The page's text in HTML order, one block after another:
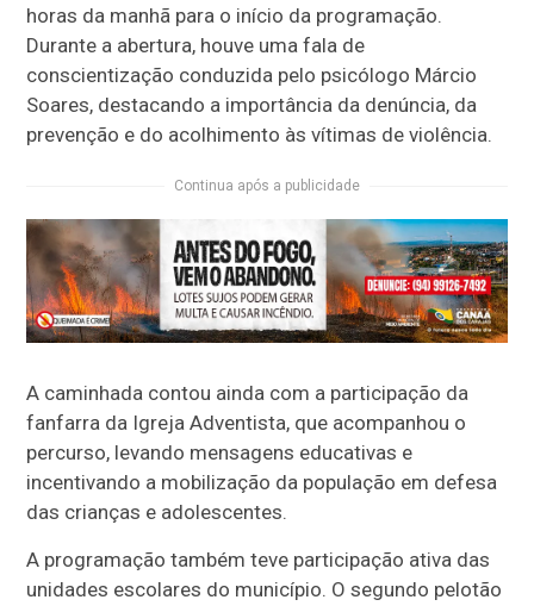
horas da manhã para o início da programação.
Durante a abertura, houve uma fala de
conscientização conduzida pelo psicólogo Márcio
Soares, destacando a importância da denúncia, da
prevenção e do acolhimento às vítimas de violência.
Continua após a publicidade
A caminhada contou ainda com a participação da
fanfarra da Igreja Adventista, que acompanhou o
percurso, levando mensagens educativas e
incentivando a mobilização da população em defesa
das crianças e adolescentes.
A programação também teve participação ativa das
unidades escolares do município. O segundo pelotão